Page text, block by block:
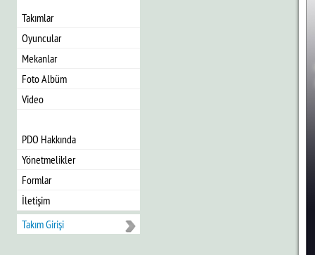
Takımlar
Oyuncular
Mekanlar
Foto Albüm
Video
PDO Hakkında
Yönetmelikler
Formlar
İletişim
Takım Girişi